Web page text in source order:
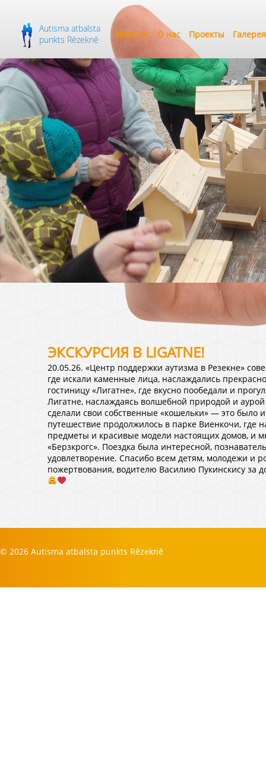
Autisma atbalsta
punkts Rēzeknē
Новости О нас Проекты Галерея
ЭКСКУРСИЯ В LIGATNE!
20.05.26. «Центр поддержки аутизма в Резекне»
где искали каменные лица, наслаждались
гостиницу «Лигатне», где вкусно пообедали и
Лигатне, наслаждаясь волшебной природой и
сделали свои собственные «кошельки» — это
путешествие продолжилось в парке Виенкочи, где
предметы и красивые модели настоящих домов, и
«Берзкрогс». Поездка была интересной,
удовлетворение. Спасибо всем детям, молодежи и
пожертвования, водителю Василию Пукинскису за
© 2026 Autisma atbalsta punkts Rēzeknē